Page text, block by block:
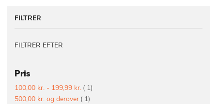
FILTRER
FILTRER EFTER
Pris
100,00 kr. - 199,99 kr. 1vare
500,00 kr. og derover 1vare